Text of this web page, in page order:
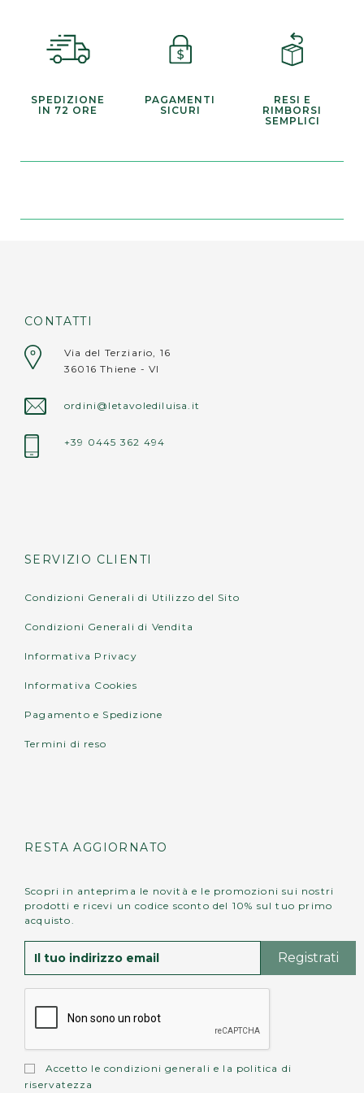
Avvertenze:
• non appoggiare oggetti roventi (pentole,
SPEDIZIONE
IN 72 ORE
PAGAMENTI
SICURI
RESI E
RIMBORSI
SEMPLICI
CONTATTI
Via del Terziario, 16
36016 Thiene - VI
ordini@letavolediluisa.it
+39 0445 362 494
SERVIZIO CLIENTI
Condizioni Generali di Utilizzo del Sito
Condizioni Generali di Vendita
Informativa Privacy
Informativa Cookies
Pagamento e Spedizione
Termini di reso
RESTA AGGIORNATO
Scopri in anteprima le novità e le promozioni sui nostri
prodotti e ricevi un codice sconto del 10% sul tuo primo
acquisto.
Accetto le condizioni generali e la politica di
riservatezza